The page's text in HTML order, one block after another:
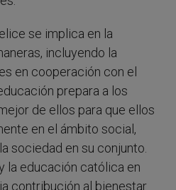
se implica en la
incluyendo la
en cooperación con el
prepara a los
de ellos para que ellos
en el ámbito social,
sociedad en su conjunto.
la educación católica en
contribución al bienestar